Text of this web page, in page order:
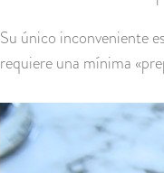
Su único inconveniente
requiere una mínima